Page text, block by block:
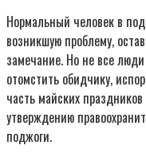
Нормальный человек в
возникшую проблему,
замечание. Но не все
отомстить обидчику,
часть майских
утверждению
поджоги.